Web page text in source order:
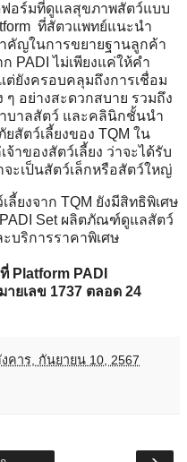
อร์มที่ดูแลสุขภาพสัตว์แบบ
ที่สัตวแพทย์แนะนำ
คัญในการขยายฐานลูกค้า
PADI ไม่เพียงแค่ให้คำ
ต่ยังครอบคลุมถึงการเชื่อม
ๆ อย่างสะดวกสบาย รวมถึง
าบาลสัตว์ และคลินิกชั้นนำ
สัตว์เลี้ยงของ TQM ใน
าของสัตว์เลี้ยง ว่าจะได้รับ
ะเป็นสัตว์เล็กหรือสัตว์ใหญ่
ยงจาก TQM ยังมีสิทธิพิเศษ
Set ผลิตภัณฑ์ดูแลสัตว์
บริการราคาพิเศษ
Platform PADI
ยเลข 1737 ตลอด 24
คาร, กันยายน 10, 2567